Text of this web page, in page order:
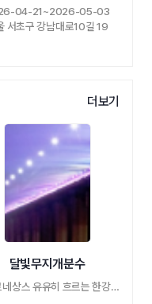
04-21~2026-05-03
서초구 강남대로10길 19
더보기
달빛무지개분수
한강르네상스 유유히 흐르는 한강 역동적인 …